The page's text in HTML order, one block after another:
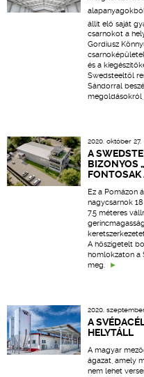
állít elő saját
csarnokot a
Gordiusz
és a
Swedsteeltől
Sándorral
2020. október 27.
A
BIZONYOS
FONTOSAK
Ez a Pomázon
nagycsarnok
7,5 méteres
A hőszigetelt
homlokzaton a
meg.
2020.
A
HELYTÁLL
A magyar
ágazat, amely
nem lehet